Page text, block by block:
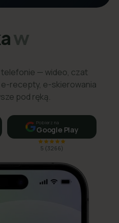
w
telefonie — wideo, czat
recepty, e-skierowania
pod ręką.
Pobierz na
Google Play
5 (3266)